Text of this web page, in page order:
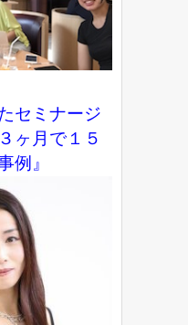
セミナージ
ヶ月で１５
例』